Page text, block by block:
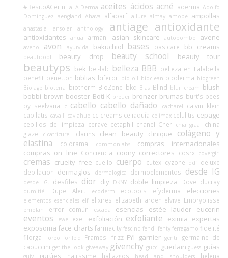
#BesitoACerini a A-Derma aceites ácidos acné aderma Adolfo
Domínguez aengland Ahava alfaparf allure almay amope ampollas
anastasia ansolar anthology antiage antioxidante
antioxidantes anua armani asian skincare autobombo avene
aveno avon ayurvida bakuchiol bases basicare bb creams
beauticool beauty drop beauty school beauty tour
beautyps bek bel-lab belleza BBB belleza en Falabella
benefit benetton biblias biferdil bio oil bioclean bioderma biogreen
Biolage bioterra biotherm BioZone bkd Blas Blind blur cream blush
bobbi brown booster Boti-K breuer bronzer brumas burt's bees
by seelvana
c cabello cabello dañado cacharel
calvin klein
capilatis cavalli caviahue cc creams celiaquía celimax celulitis cepage
cepillos de limpieza cerave cetaphil chanel Cher chia graal china
glaze
cicatricure. clarins clean beauty clinique
colágeno y
elastina
colorama commonlabs
compras internacionales
compras on line Conciencia coony correctores cosrx covergirl
cremas cruelty free cuello cuerpo cutex cyzone ddf deluxe
depilacion dermaglos dermalogica dermoelementos desde IG
desde IG. desfiles dior diy DKNY doble limpieza Dove ducray
dumitié Dupe Alert ecoderm ecotools efyderma elecciones
elementos esenciales elf elixires elizabeth arden elvive Embryolisse
emolan error común escada esencias estée lauder eucerin
eventos ewe exel exfoliación exfoliante eximia expertas
exposoma face charts farmacity fascino fendi fenty ferragamo fidelité
filorga
Foreo forlle'd Framesi frizz FYI garnier gentil germaine de
capuccini get the look giveaway givenchy gucci guerlain guess guías
gurúes hairssime hallazgos
helena